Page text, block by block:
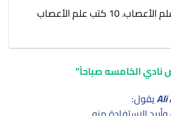
10 كتب علم الأعصاب
الخامسه صباحاً”
Aliيقول: